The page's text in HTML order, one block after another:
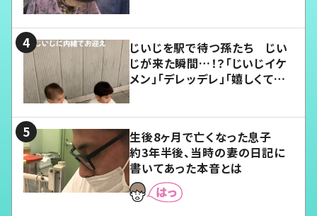
じいじを駅で待つ孫たち じい
じが来た瞬間…！？「じいじイケ
メン」「デレッデレ」「嬉しくて可
生後8ヶ月で亡くなった息子
約3年半後、当時の妻の日記に
書いてあった本音とは